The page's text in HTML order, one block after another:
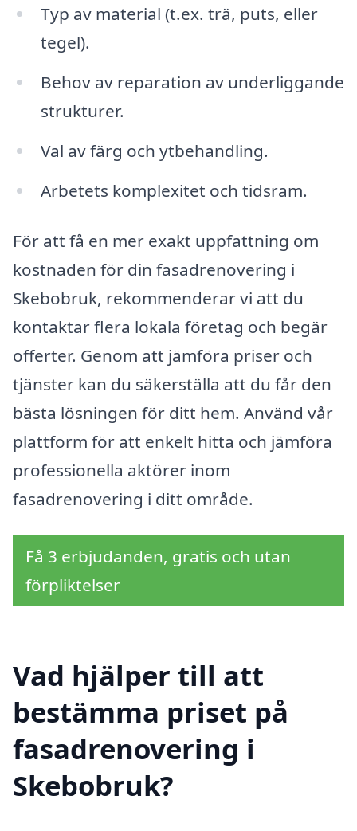
Typ av material (t.ex. trä, puts, eller
tegel).
Behov av reparation av underliggande
strukturer.
Val av färg och ytbehandling.
Arbetets komplexitet och tidsram.
För att få en mer exakt uppfattning om
kostnaden för din fasadrenovering i
Skebobruk, rekommenderar vi att du
kontaktar flera lokala företag och begär
offerter. Genom att jämföra priser och
tjänster kan du säkerställa att du får den
bästa lösningen för ditt hem. Använd vår
plattform för att enkelt hitta och jämföra
professionella aktörer inom
fasadrenovering i ditt område.
Få 3 erbjudanden, gratis och utan
förpliktelser
Vad hjälper till att
bestämma priset på
fasadrenovering i
Skebobruk?